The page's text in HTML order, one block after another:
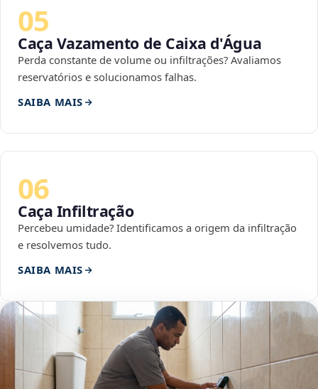
05
Caça Vazamento de Caixa d'Água
Perda constante de volume ou infiltrações? Avaliamos
reservatórios e solucionamos falhas.
SAIBA MAIS
06
Caça Infiltração
Percebeu umidade? Identificamos a origem da infiltração
e resolvemos tudo.
SAIBA MAIS